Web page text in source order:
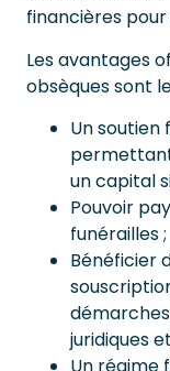
financières
Les avantages
obsèques sont
Un soutien
un capital
Pouvoir
funérailles ;
Bénéficier
juridiques